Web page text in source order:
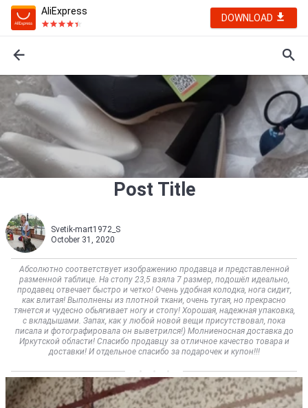
AliExpress
DOWNLOAD
Post Title
Svetik-mart1972_S
October 31, 2020
Абсолютно соответствует изображению продавца и представленной
разменной таблице. На стопу 23,5 взяла 7 размер, подошёл идеально,
продавец отвечает быстро и четко! Очень удобная колодка, нога сидит,
как влитая! Выполнены из плотной ткани, очень тугая, но прекрасно
тянется и чудесно обьягивает ногу и стопу! Хорошая, надежная упаковка,
с вкладышами. Запах, как у любой новой вещи присутствовал, пока
писала и фотографировала он выветрился!) Молниеносная доставка до
Иркутской области! Спасибо продавцу за отличное качество товара и
доставки! И отдельное спасибо за подарочек и купон!!!